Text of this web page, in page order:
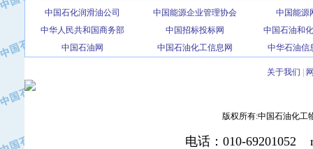
·四川明星电缆有限公司
·中国石油大庆石油化工总厂
·北京三盈联合石油技术有限公司
·北京长空工业有限公司
中国石化润滑油公司 中国能源企业管理协会
中国能源
中华人民共和国商务部
中国招标投标网
中国石油和
中国石油网
中国石油化工信息网 中华石油信
关于我们
版权所有:中国石油化工
电话：010-69201052